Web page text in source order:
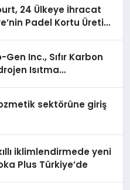
24 Ülkeye İhracat
Padel Kortu Üretim
Inc., Sıfır Karbon
Isıtma
sektörüne giriş
iklimlendirmede yeni
Plus Türkiye’de